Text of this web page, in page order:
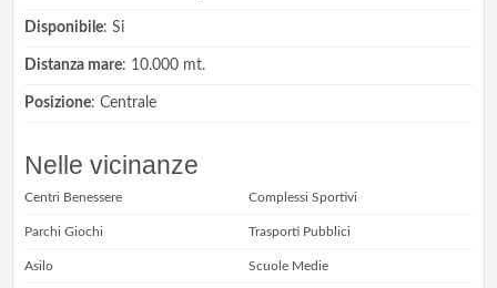
Disponibile: Si
Distanza mare: 10.000 mt.
Posizione: Centrale
Nelle vicinanze
Centri Benessere Complessi Sportivi
Parchi Giochi Trasporti Pubblici
Asilo Scuole Medie